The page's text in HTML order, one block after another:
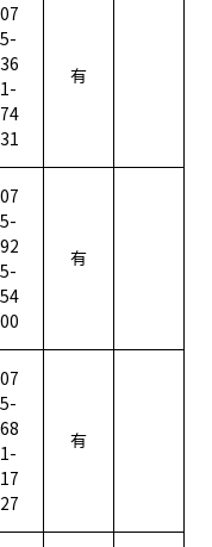
07
5-
36
1-
74
31
有
07
5-
92
5-
54
00
有
07
5-
68
1-
17
27
有